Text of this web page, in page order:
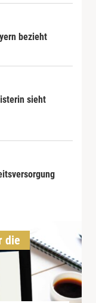
bezieht
sieht
die